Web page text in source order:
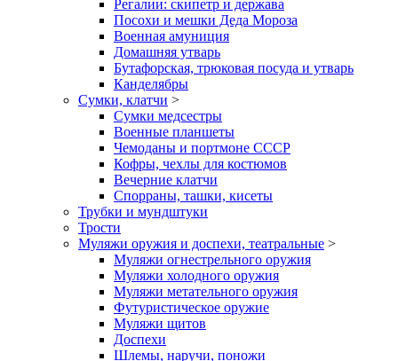
Регалии: скипетр и держава
Посохи и мешки Деда Мороза
Военная амуниция
Домашняя утварь
Бутафорская, трюковая посуда и утварь
Канделябры
Сумки, клатчи >
Сумки медсестры
Военные планшеты
Чемоданы и портмоне СССР
Кофры, чехлы для костюмов
Вечерние клатчи
Спорраны, ташки, кисеты
Трубки и мундштуки
Трости
Муляжи оружия и доспехи, театральные >
Муляжи огнестрельного оружия
Муляжи холодного оружия
Муляжи метательного оружия
Футуристическое оружие
Муляжи щитов
Доспехи
Шлемы, наручи, поножи